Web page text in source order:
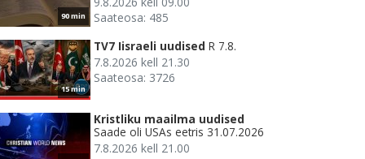
90 min
Saateosa: 485
15 min
TV7 Iisraeli uudised R 7.8.
7.8.2026 kell 21.30
Saateosa: 3726
Kristliku maailma uudised
Saade oli USAs eetris 31.07.2026
7.8.2026 kell 21.00